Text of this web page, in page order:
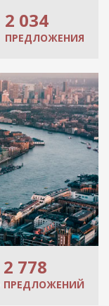
2 034
ПРЕДЛОЖЕНИЯ
2 778
ПРЕДЛОЖЕНИЙ